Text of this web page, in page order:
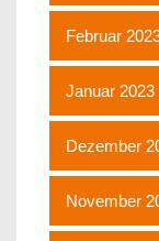
Februar
Januar 2023
Dezember
November